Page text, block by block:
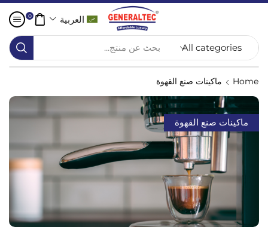
بحث عن منتج...
العربية 0
Home ماكينات صنع القهوة
ماكينات صنع القهوة